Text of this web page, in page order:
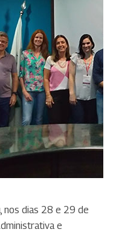
nos dias 28 e 29 de
e